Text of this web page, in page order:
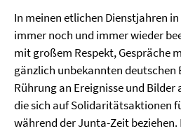
In meinen etlichen Dienstjahren
immer noch und immer wieder
mit großem Respekt, Gespräche
gänzlich unbekannten deutschen
Rührung an Ereignisse und Bilder
die sich auf Solidaritätsaktionen
während der Junta-Zeit beziehen.